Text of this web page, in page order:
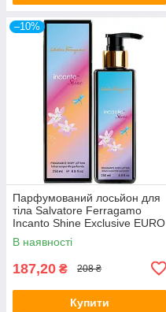
–10%
Парфумований лосьйон для
тіла Salvatore Ferragamo
Incanto Shine Exclusive EURO
250 мл
В наявності
187,20 ₴ 208 ₴
Купити